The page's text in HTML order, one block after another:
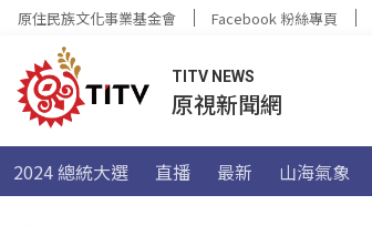
原住民族文化事業基金會 Facebook 粉絲專頁
TITV NEWS
原視新聞網
2024 總統大選 直播 最新 山海氣象